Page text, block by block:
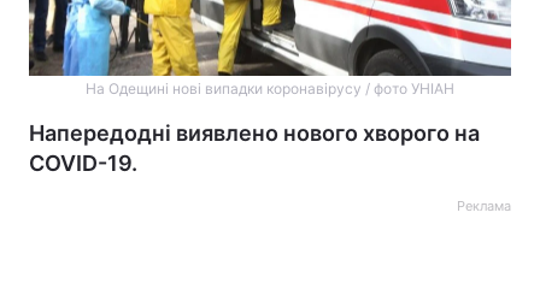
На Одещині нові випадки коронавірусу / фото УНІАН
Напередодні виявлено нового хворого на
COVID-19.
Реклама